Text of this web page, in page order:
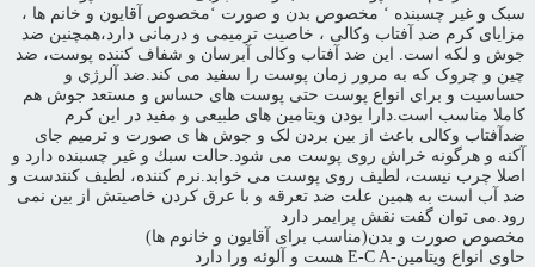
سبک و غیر چسبنده ‘ مخصوص بدن و صورت ‘مخصوص آقایون و خانم ها ،
مزایای کرم ضد آفتاب وکالی ، خاصیت ترمیمی و درمانی دارد،همچنین ضد
جوش و لکه است. این ضد آفتاب وکالی آبرسان و شفاف کننده پوست، ضد
چین و چروک که به مرور زمان پوست را سفید می کند.ضد آلرژي و
حساسيت و برای انواع پوست حتی پوست های حساس و مستعد جوش هم
کاملا مناسب است.دارا بودن ویتامین های طبیعی و مفید در این کرم
ضدآفتاب وکالی باعث از بین بردن لک و جوش ها ی صورت و ترمیم جای
آکنه و هرگونه خراش روی پوست می شود.حالت سبك و غير چسبنده دارد و
اصلا چرب نیست، لطیف روی پوست می خوابد.نرم کننده، لطیف کنندست و
ضد آب است به همین علت ضد تعرقه و با عرق کردن خاصیتش از بین نمی
رود.می توان گفت نقش پرایمر دارد
مخصوص صورت و بدن(مناسب برای آقایون و خانوم ها)
حاوی انواع ویتامین-E-C A هست و آلوئه ورا دارد